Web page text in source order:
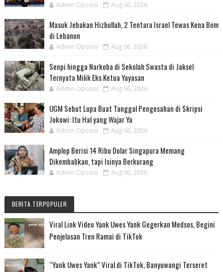
Admin Oposisi Aug 06, 2026
Masuk Jebakan Hizbullah, 2 Tentara Israel Tewas Kena Bom
di Lebanon
Admin Oposisi Aug 06, 2026
Senpi hingga Narkoba di Sekolah Swasta di Jaksel
Ternyata Milik Eks Ketua Yayasan
Admin Oposisi Aug 06, 2026
UGM Sebut Lupa Buat Tanggal Pengesahan di Skripsi
Jokowi: Itu Hal yang Wajar Ya
Admin Oposisi Aug 06, 2026
Amplop Berisi 14 Ribu Dolar Singapura Memang
Dikembalikan, tapi Isinya Berkurang
Admin Oposisi Aug 06, 2026
BERITA TERPOPULER
Viral Link Video Yank Uwes Yank Gegerkan Medsos, Begini
Penjelasan Tren Ramai di TikTok
“Yank Uwes Yank” Viral di TikTok, Banyuwangi Terseret